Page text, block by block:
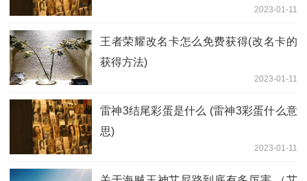
2023-01-11
王者荣耀改名卡怎么免费获得(改名卡的
获得方法)
2023-01-11
雷神3结尾彩蛋是什么 (雷神3彩蛋什么意
思)
2023-01-11